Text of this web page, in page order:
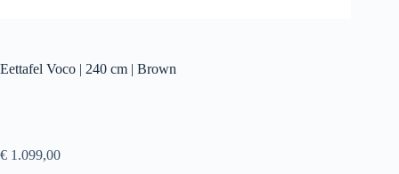
Eettafel Voco | 240 cm | Brown
€ 1.099,00